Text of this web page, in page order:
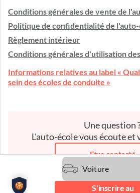
Conditions générales de vente de
Politique de confidentialité de
Règlement intérieur
Conditions générales d'utilisation
Informations relatives au label «
sein des écoles de conduite »
Une question
L'auto-école vous écoute et
Etre contacté
Voiture
S'inscrire au